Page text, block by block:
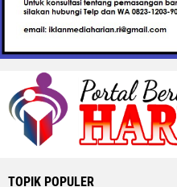
TOPIK POPULER